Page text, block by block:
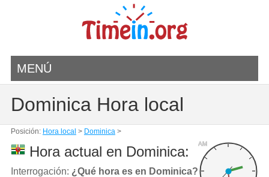
MENÚ
Dominica Hora local
Posición: Hora local > Dominica>
AM
Hora actual en Dominica:
Interrogación: ¿Qué hora es en Dominica?